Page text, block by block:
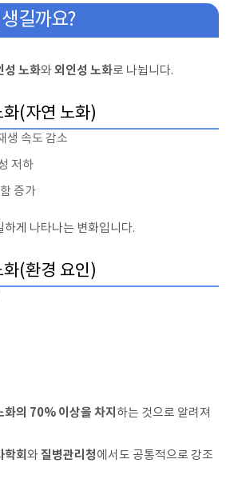
길까요?
성 노화와 외인성 노화로 나뉩니다.
(자연 노화)
생 속도 감소
저하
증가
하게 나타나는 변화입니다.
(환경 요인)
화의 70% 이상을 차지 하는 것으로 알려져
학회 와 질병관리청에서도 공통적으로 강조